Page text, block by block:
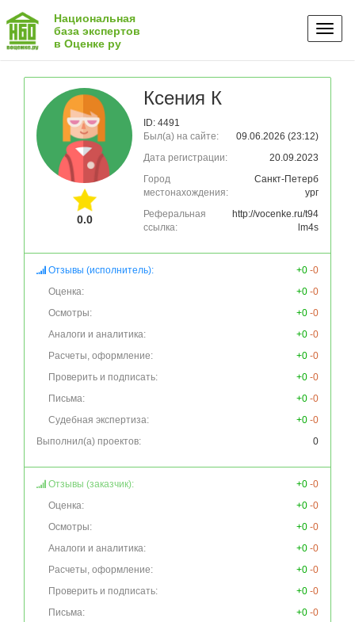
Национальная
база экспертов
в Оценке ру
0.0
Ксения К
ID: 4491
Был(а) на сайте:
09.06.2026 (23:12)
Дата регистрации:
20.09.2023
Город
местонахождения:
Санкт-Петерб
ург
Реферальная
ссылка:
http://vocenke.ru/t94
lm4s
Отзывы (исполнитель): +0 -0
Оценка:
+0 -0
Осмотры:
+0 -0
Аналоги и аналитика:
+0 -0
Расчеты, оформление:
+0 -0
Проверить и подписать:
+0 -0
Письма:
+0 -0
Судебная экспертиза:
+0 -0
Выполнил(а) проектов:
0
Отзывы (заказчик): +0 -0
Оценка:
+0 -0
Осмотры:
+0 -0
Аналоги и аналитика:
+0 -0
Расчеты, оформление:
+0 -0
Проверить и подписать:
+0 -0
Письма:
+0 -0